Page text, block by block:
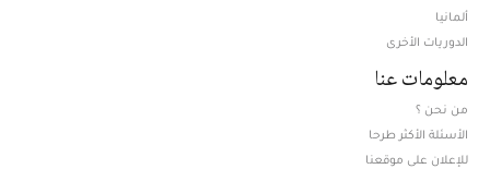
ألمانيا
الدوريات الأخرى
معلومات عنا
من نحن ؟
الأسئلة الأكثر طرحا
للإعلان على موقعنا